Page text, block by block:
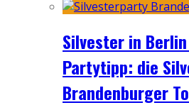
Silvester in
Partytipp: die
Brandenburger